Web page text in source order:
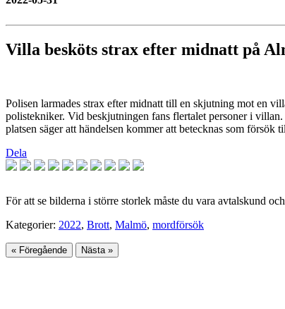
Villa besköts strax efter midnatt på
Polisen larmades strax efter midnatt till en skjutning mot en
polistekniker. Vid beskjutningen fans flertalet personer i
platsen säger att händelsen kommer att betecknas som
Dela
För att se bilderna i större storlek måste du vara avtalskund
Kategorier: 2022, Brott, Malmö, mordförsök
« Föregående Nästa »